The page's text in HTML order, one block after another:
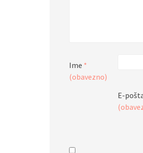
Ime *
(obavezno)
E-